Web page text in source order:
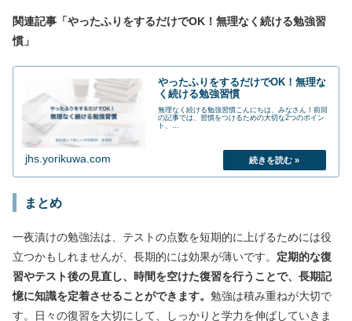
関連記事「やったふりをするだけでOK！無理なく続ける勉強習
慣」
やったふりをするだけでOK！無理な
く続ける勉強習慣
無理なく続ける勉強習慣こんにちは、みなさん！前回
の記事では、習慣をつけるための大切な2つのポイン
ト、...
jhs.yorikuwa.com
まとめ
一夜漬けの勉強法は、テストの点数を短期的に上げるためには役
立つかもしれませんが、長期的には効果が薄いです。 定期的な復
習やテスト後の見直し、時間を空けた復習を行うことで、長期記
憶に知識を定着させることができます。 勉強は積み重ねが大切で
す。日々の復習を大切にして、しっかりと学力を伸ばしていきま